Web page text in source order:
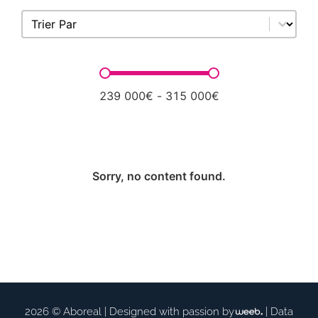
Trier Par
Sort content
Prix
239 000€ - 315 000€
Sorry, no content found.
2026 © Aboreal | Designed with passion by Data